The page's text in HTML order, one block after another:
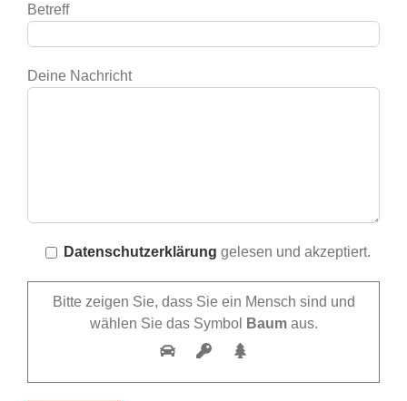
Betreff
Deine Nachricht
Datenschutzerklärung gelesen und akzeptiert.
Bitte zeigen Sie, dass Sie ein Mensch sind und
wählen Sie das Symbol
Baumaus.